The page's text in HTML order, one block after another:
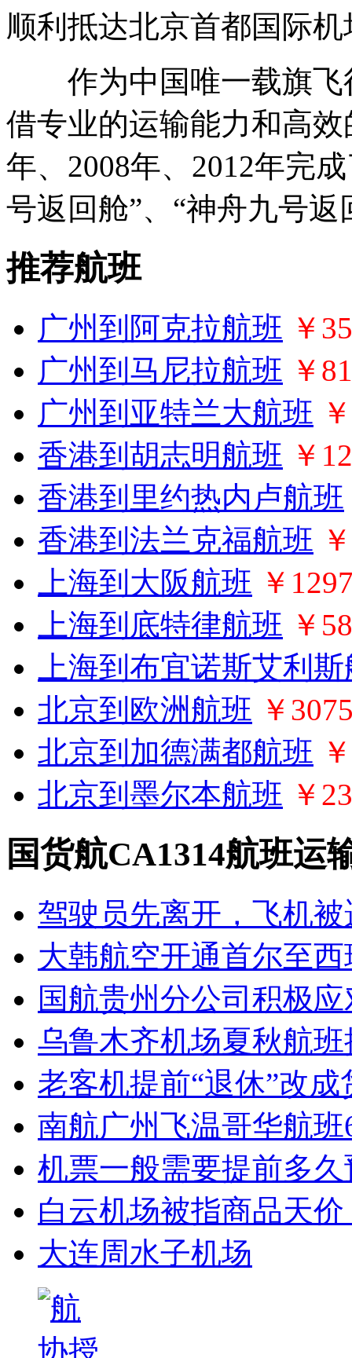
顺利抵达北京首都国际
作为中国唯一载旗飞
借专业的运输能力和高
年、2008年、2012年完
号返回舱”、“神舟九号
推荐航班
广州到阿克拉航班 ￥
广州到马尼拉航班 ￥
广州到亚特兰大航班
香港到胡志明航班 ￥
香港到里约热内卢航班
香港到法兰克福航班
上海到大阪航班 ￥
上海到底特律航班 ￥
上海到布宜诺斯艾利
北京到欧洲航班 ￥
北京到加德满都航班
北京到墨尔本航班 ￥
国货航CA1314航班运
驾驶员先离开，飞机
大韩航空开通首尔至
国航贵州分公司积极
乌鲁木齐机场夏秋航
老客机提前“退休”改成
南航广州飞温哥华航班
机票一般需要提前多
白云机场被指商品天
大连周水子机场